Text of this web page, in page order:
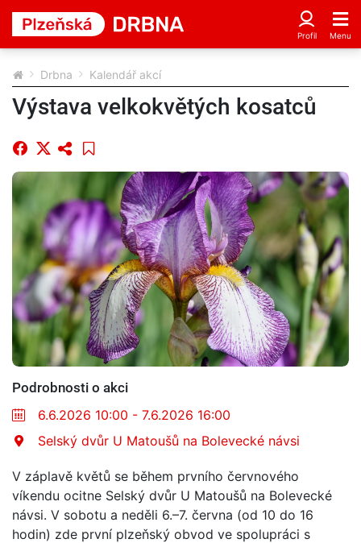
Drbna Kalendář akcí
Výstava velkokvětých kosatců
Podrobnosti o akci
6.6.2026 10:00 - 7.6.2026 16:00
Selský dvůr U Matoušů na Bolevecké návsi
V záplavě květů se během prvního červnového
víkendu ocitne Selský dvůr U Matoušů na Bolevecké
návsi. V sobotu a neděli 6.–7. června (od 10 do 16
hodin) zde první plzeňský obvod ve spolupráci s